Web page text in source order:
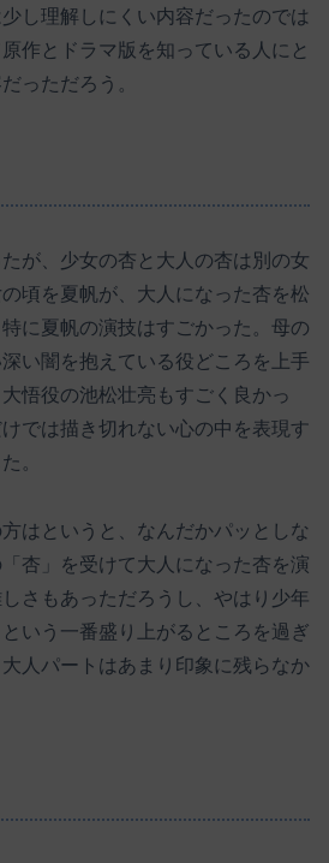
し理解しにくい内容だったのでは
作とドラマ版を知っている人にと
っただろう。
が、少女の杏と大人の杏は別の女
頃を夏帆が、大人になった杏を松
に夏帆の演技はすごかった。母の
い闇を抱えている役どころを上手
悟役の池松壮亮もすごく良かっ
では描き切れない心の中を表現す
。
はというと、なんだかパッとしな
杏」を受けて大人になった杏を演
さもあっただろうし、やはり少年
いう一番盛り上がるところを過ぎ
人パートはあまり印象に残らなか